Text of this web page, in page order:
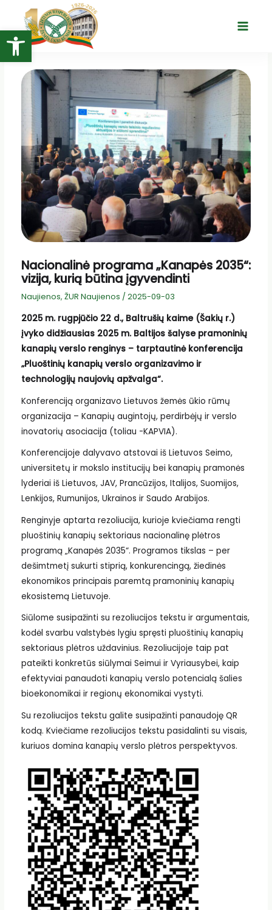
Open toolbar
turinio
Main
Nacionalinė programa „Kanapės 2035“:
vizija, kurią būtina įgyvendinti
Naujienos, ŽUR Naujienos / 2025-09-03
2025 m. rugpjūčio 22 d., Baltrušių kaime (Šakių r.)
įvyko didžiausias 2025 m. Baltijos šalyse pramoninių
kanapių verslo renginys – tarptautinė konferencija
„Pluoštinių kanapių verslo organizavimo ir
technologijų naujovių apžvalga“.
Konferenciją organizavo Lietuvos žemės ūkio rūmų
organizacija – Kanapių augintojų, perdirbėjų ir verslo
inovatorių asociacija (toliau -KAPVIA).
Konferencijoje dalyvavo atstovai iš Lietuvos Seimo,
universitetų ir mokslo institucijų bei kanapių pramonės
lyderiai iš Lietuvos, JAV, Prancūzijos, Italijos, Suomijos,
Lenkijos, Rumunijos, Ukrainos ir Saudo Arabijos.
Renginyje aptarta rezoliucija, kurioje kviečiama rengti
pluoštinių kanapių sektoriaus nacionalinę plėtros
programą „Kanapės 2035“. Programos tikslas – per
dešimtmetį sukurti stiprią, konkurencingą, žiedinės
ekonomikos principais paremtą pramoninių kanapių
ekosistemą Lietuvoje.
Siūlome susipažinti su rezoliucijos tekstu ir argumentais,
kodėl svarbu valstybės lygiu spręsti pluoštinių kanapių
sektoriaus plėtros uždavinius. Rezoliucijoje taip pat
pateikti konkretūs siūlymai Seimui ir Vyriausybei, kaip
efektyviai panaudoti kanapių verslo potencialą šalies
bioekonomikai ir regionų ekonomikai vystyti.
Su rezoliucijos tekstu galite susipažinti panaudoję QR
kodą. Kviečiame rezoliucijos tekstu pasidalinti su visais,
kuriuos domina kanapių verslo plėtros perspektyvos.